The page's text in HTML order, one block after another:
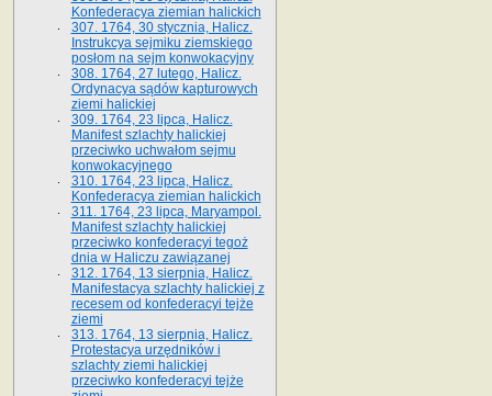
Konfederacya ziemian halickich
307. 1764, 30 stycznia, Halicz.
Instrukcya sejmiku ziemskiego
posłom na sejm konwokacyjny
308. 1764, 27 lutego, Halicz.
Ordynacya sądów kapturowych
ziemi halickiej
309. 1764, 23 lipca, Halicz.
Manifest szlachty halickiej
przeciwko uchwałom sejmu
konwokacyjnego
310. 1764, 23 lipca, Halicz.
Konfederacya ziemian halickich
311. 1764, 23 lipca, Maryampol.
Manifest szlachty halickiej
przeciwko konfederacyi tegoż
dnia w Haliczu zawiązanej
312. 1764, 13 sierpnia, Halicz.
Manifestacya szlachty halickiej z
recesem od konfederacyi tejże
ziemi
313. 1764, 13 sierpnia, Halicz.
Protestacya urzędników i
szlachty ziemi halickiej
przeciwko konfederacyi tejże